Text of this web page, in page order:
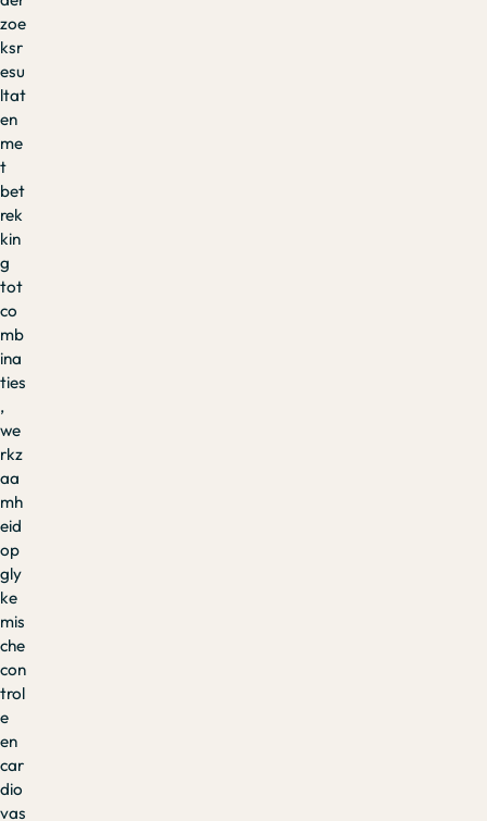
zoe
ksr
esu
ltat
en
me
t
bet
rek
kin
g
tot
co
mb
ina
ties
,
we
rkz
aa
mh
eid
op
gly
ke
mis
che
con
trol
e
en
car
dio
vas